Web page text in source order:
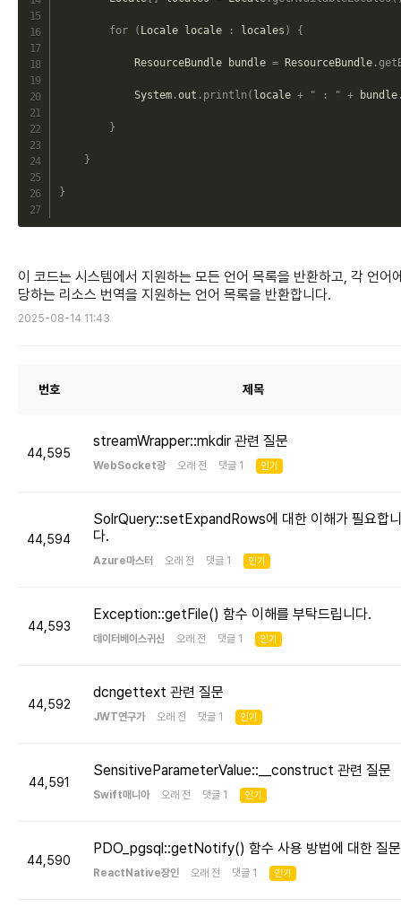
for ( Locale locale : locales ) {
            ResourceBundle bundle
= ResourceBundle.
            System
.out . println ( locale + " : " + bundle
}
}
}
이 코드는 시스템에서 지원하는 모든 언어 목록을 반환하고, 각 언어
당하는 리소스 번역을 지원하는 언어 목록을 반환합니다.
2025-08-14 11:43
번호 제목
44,595
streamWrapper::mkdir 관련 질문
WebSocket광 오래 전 댓글 1 인기
44,594
SolrQuery::setExpandRows에 대한 이해가 필요합니
다.
Azure마스터 오래 전 댓글 1 인기
44,593
Exception::getFile() 함수 이해를 부탁드립니다.
데이터베이스귀신 오래 전 댓글 1 인기
44,592
dcngettext 관련 질문
JWT연구가 오래 전 댓글 1 인기
44,591
SensitiveParameterValue::__construct 관련 질문
Swift매니아 오래 전 댓글 1 인기
44,590
PDO_pgsql::getNotify() 함수 사용 방법에 대한 질문
ReactNative장인 오래 전 댓글 1 인기